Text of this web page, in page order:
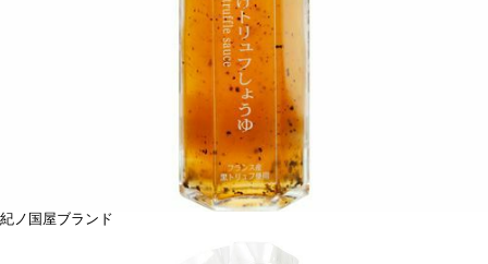
紀ノ国屋ブランド